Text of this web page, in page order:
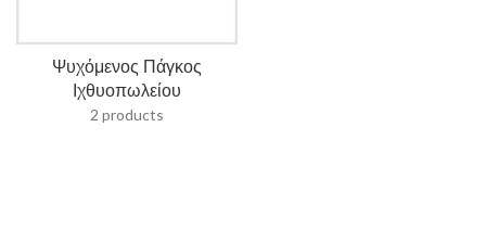
Ψυχόμενος Πάγκος
Ιχθυοπωλείου
2 products